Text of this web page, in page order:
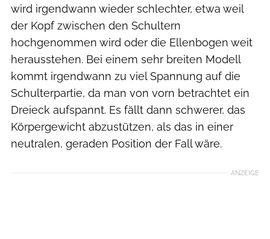
wird irgendwann wieder schlechter, etwa weil
der Kopf zwischen den Schultern
hochgenommen wird oder die Ellenbogen weit
herausstehen. Bei einem sehr breiten Modell
kommt irgendwann zu viel Spannung auf die
Schulterpartie, da man von vorn betrachtet ein
Dreieck aufspannt. Es fällt dann schwerer, das
Körpergewicht abzustützen, als das in einer
neutralen, geraden Position der Fall wäre.
ANZEIGE